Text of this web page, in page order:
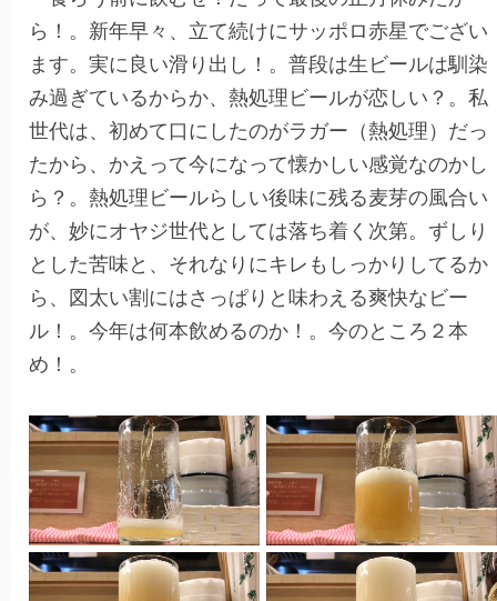
ら！。新年早々、立て続けにサッポロ赤星でござい
ます。実に良い滑り出し！。普段は生ビールは馴染
み過ぎているからか、熱処理ビールが恋しい？。私
世代は、初めて口にしたのがラガー（熱処理）だっ
たから、かえって今になって懐かしい感覚なのかし
ら？。熱処理ビールらしい後味に残る麦芽の風合い
が、妙にオヤジ世代としては落ち着く次第。ずしり
とした苦味と、それなりにキレもしっかりしてるか
ら、図太い割にはさっぱりと味わえる爽快なビー
ル！。今年は何本飲めるのか！。今のところ２本
め！。